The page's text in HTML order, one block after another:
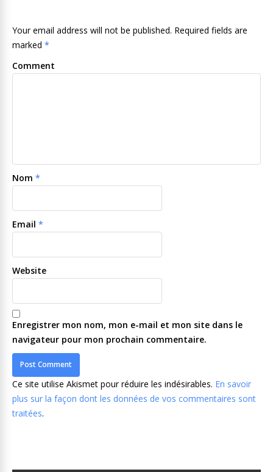
Your email address will not be published. Required fields are
marked *
Comment
Nom *
Email *
Website
Enregistrer mon nom, mon e-mail et mon site dans le
navigateur pour mon prochain commentaire.
Ce site utilise Akismet pour réduire les indésirables. En savoir
plus sur la façon dont les données de vos commentaires sont
traitées.